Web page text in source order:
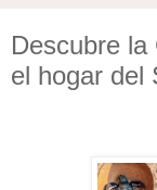
Descubre
el hogar del